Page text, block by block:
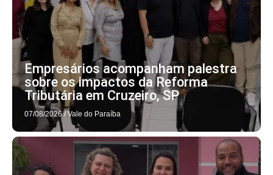
Empresários acompanham palestra
sobre os impactos da Reforma
Tributária em Cruzeiro, SP
07/08/2026 / Vale do Paraíba